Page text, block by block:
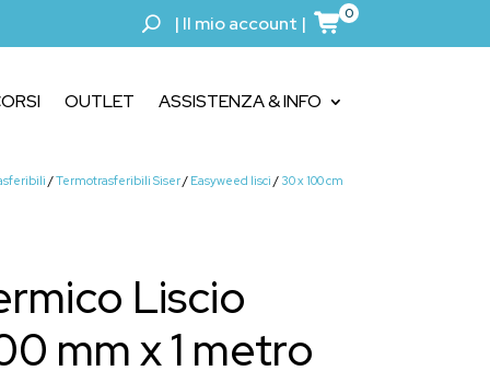
| Il mio account | 0
OUTLET ASSISTENZA & INFO
/Termotrasferibili Siser/ Easyweed lisci / 30 x 100 cm
Liscio
mm x 1 metro